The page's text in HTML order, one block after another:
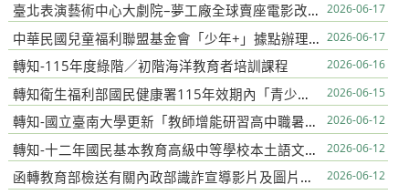
臺北表演藝術中心大劇院–夢工廠全球賣座電影改編、倫敦全本音樂劇《史瑞克》 2026-06-17
中華民國兒童福利聯盟基金會「少年+」據點辦理「暑假生涯探索營隊—轉生成為職涯冒險家」 2026-06-17
轉知-115年度綠階／初階海洋教育者培訓課程 2026-06-16
轉知衛生福利部國民健康署115年效期內「青少年健康促進服務友善機構」名單1份， 2026-06-15
轉知-國立臺南大學更新「教師增能研習高中職暑期數位教學增能三日培訓營」課程資訊 2026-06-12
轉知-十二年國民基本教育高級中等學校本土語文教學策略實踐研討會 2026-06-12
函轉教育部檢送有關內政部識詐宣導影片及圖片等素材下載連結 2026-06-12